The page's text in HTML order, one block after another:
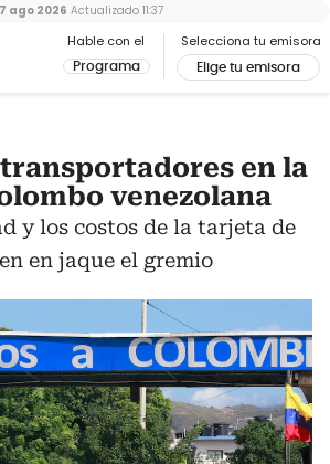
Hable con el
Programa
Selecciona tu emisora
Elige tu emisora
ago 2026 Actualizado 11:37
en la
venezolana
y los costos de la tarjeta de
en jaque el gremio